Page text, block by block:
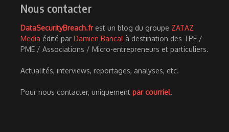
Nous contacter
DataSecurityBreach.frest un blog du groupe ZATAZ
Media édité par Damien Bancal à destination des TPE /
PME / Associations / Micro-entrepreneurs et particuliers.
Actualités, interviews, reportages, analyses, etc.
Pour nous contacter, uniquement par courriel.